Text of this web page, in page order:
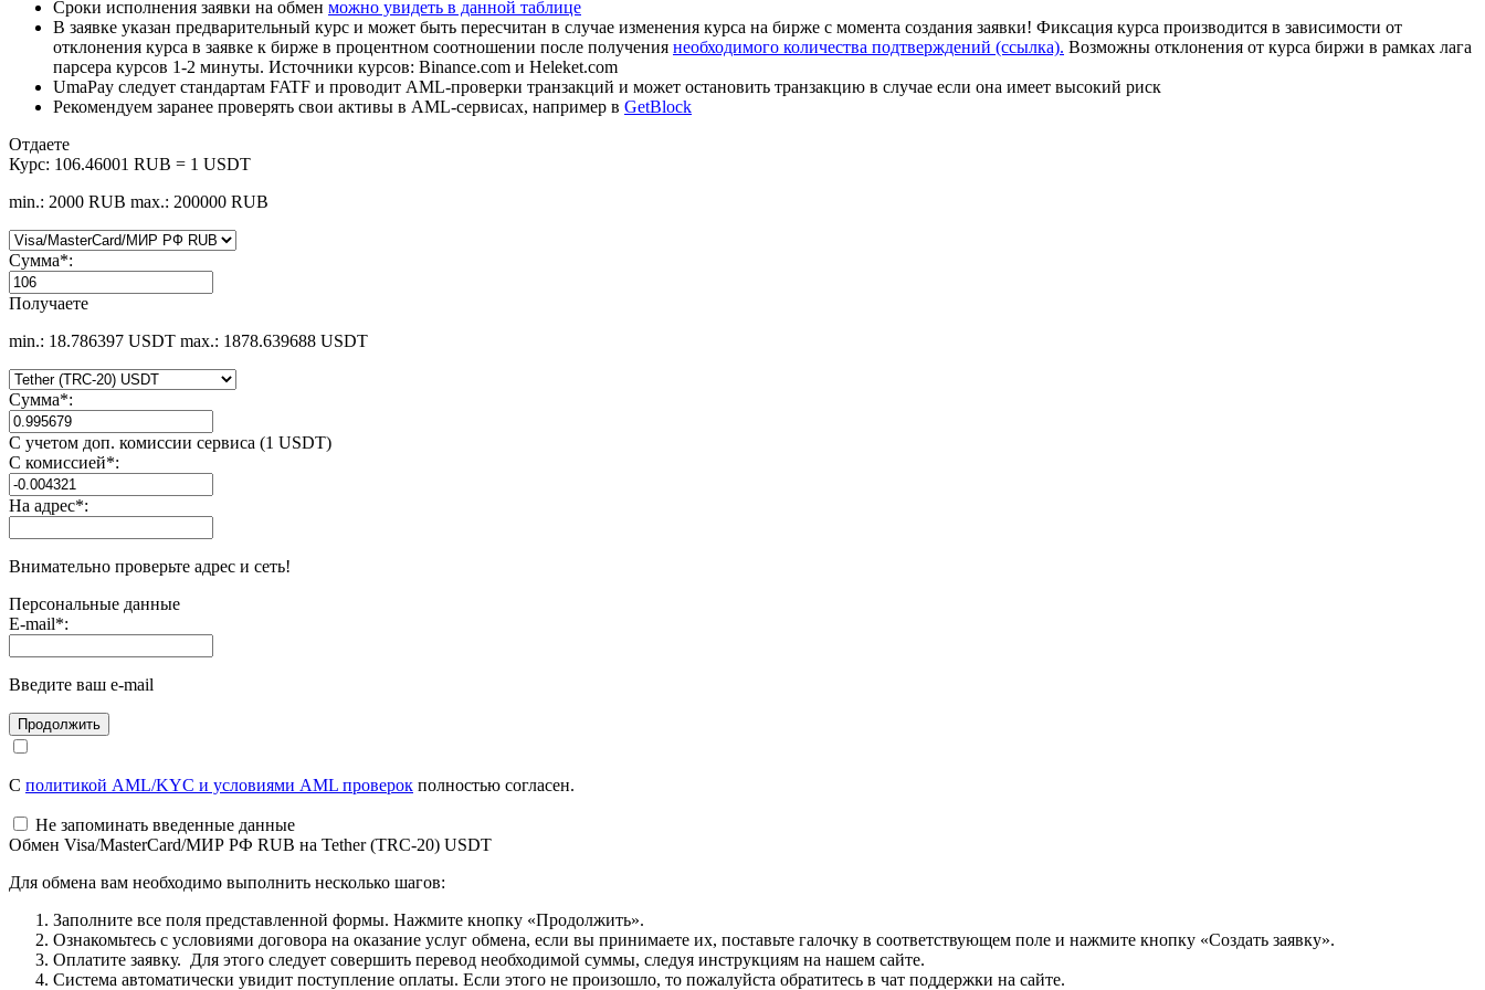
Сроки исполнения заявки на обмен можно увидеть в данной таблице
В заявке указан предварительный курс и может быть пересчитан в случае изменения курса на бирже с момента создания заявки! Фиксация курса производится в зависимости от
отклонения курса в заявке к бирже в процентном соотношении после получения необходимого количества подтверждений (ссылка). Возможны отклонения от курса биржи в рамках лага
парсера курсов 1-2 минуты. Источники курсов: Binance.com и Heleket.com
UmaPay следует стандартам FATF и проводит AML-проверки транзакций и может остановить транзакцию в случае если она имеет высокий риск
Рекомендуем заранее проверять свои активы в AML-сервисах, например в GetBlock
Отдаете
Курс: 106.46001 RUB = 1 USDT
min.: 2000 RUB max.: 200000 RUB
Сумма*:
Получаете
min.: 18.786397 USDT max.: 1878.639688 USDT
Сумма*:
С учетом доп. комиссии сервиса (1 USDT)
С комиссией*:
На адрес*:
Внимательно проверьте адрес и сеть!
Персональные данные
E-mail*:
Введите ваш e-mail
С политикой AML/KYC и условиями AML проверок полностью согласен.
Не запоминать введенные данные
Обмен Visa/MasterCard/МИР РФ RUB на Tether (TRC-20) USDT
Для обмена вам необходимо выполнить несколько шагов:
Заполните все поля представленной формы. Нажмите кнопку «Продолжить».
Ознакомьтесь с условиями договора на оказание услуг обмена, если вы принимаете их, поставьте галочку в соответствующем поле и нажмите кнопку «Создать заявку».
Оплатите заявку. Для этого следует совершить перевод необходимой суммы, следуя инструкциям на нашем сайте.
Система автоматически увидит поступление оплаты. Если этого не произошло, то пожалуйста обратитесь в чат поддержки на сайте.